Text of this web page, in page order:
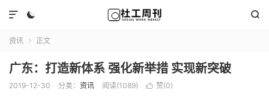
 

资讯  正文
广东：打造新体系 强化新举措 实现新突破
2019-12-30 分类： 资讯 阅读(1089)  赞(0)